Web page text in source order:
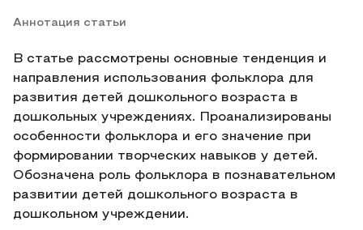
Аннотация статьи
В статье рассмотрены основные тенденция и
направления использования фольклора для
развития детей дошкольного возраста в
дошкольных учреждениях. Проанализированы
особенности фольклора и его значение при
формировании творческих навыков у детей.
Обозначена роль фольклора в познавательном
развитии детей дошкольного возраста в
дошкольном учреждении.